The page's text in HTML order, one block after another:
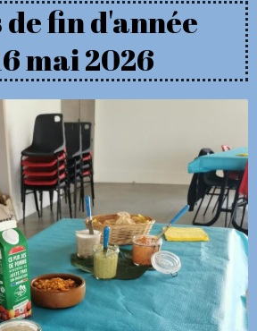
de fin d'année
mai 2026